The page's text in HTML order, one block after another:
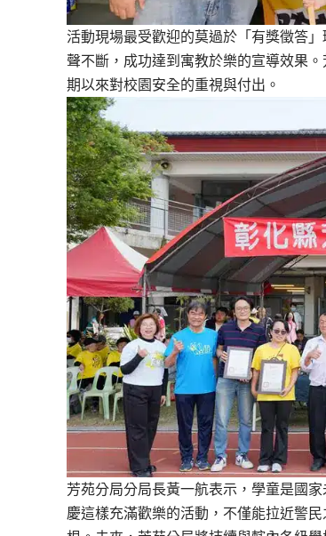
活動現場最受歡迎的莫過於「有獎徵答
聲不斷，成功達到寓教於樂的宣導效果
期以來對校園安全的重視與付出。
芳苑分局分局長黃一航表示，學童是國
慶這樣充滿歡樂的活動，不僅能拉近警